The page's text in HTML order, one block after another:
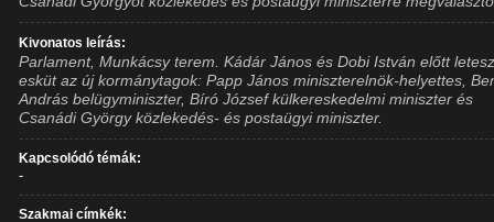
Kivonatos leírás:
Parlament, Munkácsy terem. Kádár János és Dobi István előtt
esküt az új kormánytagok: Papp János miniszterelnök-helyettes,
András belügyminiszter, Bíró József külkereskedelmi miniszter és
Csanádi György közlekedés- és postaügyi miniszter.
Kapcsolódó témák:
-
Szakmai címkék: